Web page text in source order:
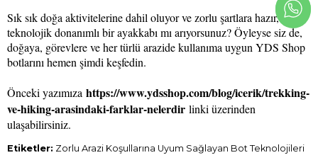
Sık sık doğa aktivitelerine dahil oluyor ve zorlu şartlara hazır,
teknolojik donanımlı bir ayakkabı mı arıyorsunuz? Öyleyse siz de,
doğaya, görevlere ve her türlü arazide kullanıma uygun YDS Shop
botlarını hemen şimdi keşfedin.
Önceki yazımıza https://www.ydsshop.com/blog/icerik/trekking-
ve-hiking-arasindaki-farklar-nelerdir linki üzerinden
ulaşabilirsiniz.
Etiketler: Zorlu Arazi Koşullarına Uyum Sağlayan Bot Teknolojileri